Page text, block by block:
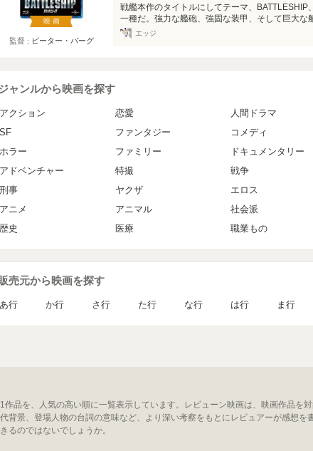
映画
監督 ピーター・バーグ
戦艦本作のタイトルにしてテーマ、
一種だ。強力な艦砲、強固な装甲、そして巨大な
エッジ
ャンルから映画を探す
アクション 恋愛 人間ドラマ
SF
ファンタジー コメディ
ホラー
ファミリー ドキュメンタリー
アドベンチャー
特撮 戦争
刑事
ヤクザ エロス
アニメ
アニマル 社会派
歴史
医療 職業もの
販売元から映画を探す
あ行 か行 さ行 た行 な行 は行 ま行
作品を、人気の高い順に一覧表示しています。レビューン映画は、映画作品を
背景、登場人物の台詞の意味など、より深い考察をもとにレビュアーが感想を
るのではないでしょうか。